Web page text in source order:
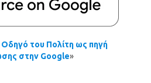
του Πολίτη ως πηγή
στην Google»